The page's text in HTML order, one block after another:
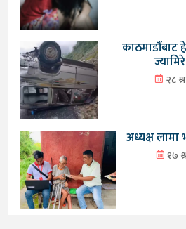
काठमाडौंबाट
२८
अध्यक्ष लामा
१७